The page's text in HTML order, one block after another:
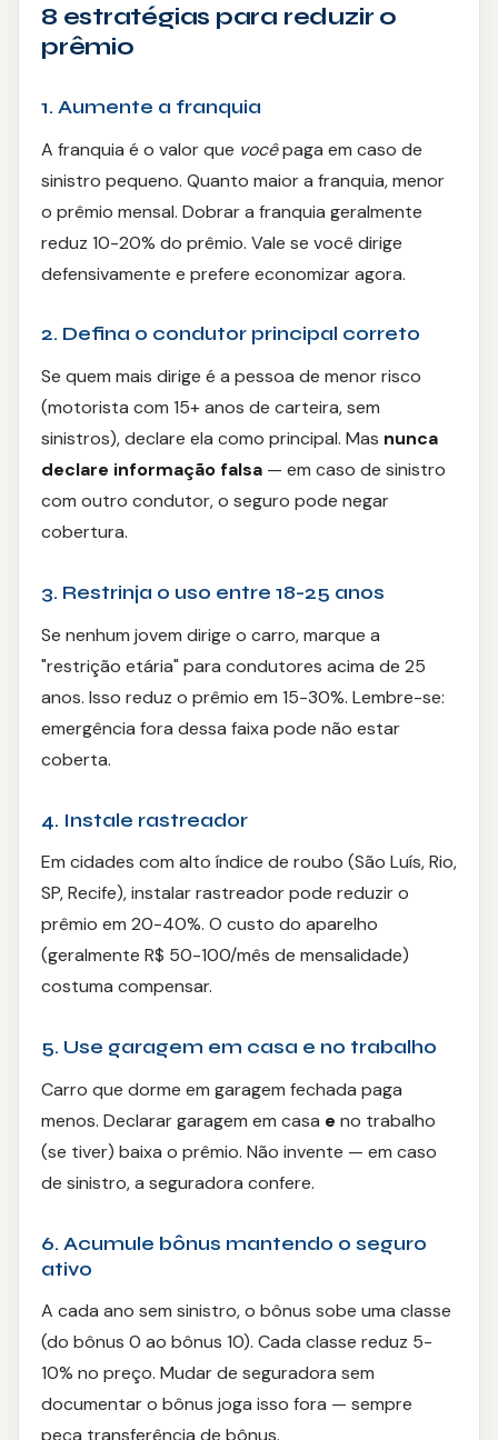
Painel Solar
8 estratégias para reduzir o
prêmio
1. Aumente a franquia
A franquia é o valor que vocêpaga em caso de
sinistro pequeno. Quanto maior a franquia, menor
o prêmio mensal. Dobrar a franquia geralmente
reduz 10-20% do prêmio. Vale se você dirige
defensivamente e prefere economizar agora.
2. Defina o condutor principal correto
Se quem mais dirige é a pessoa de menor risco
(motorista com 15+ anos de carteira, sem
sinistros), declare ela como principal. Mas nunca
declare informação falsa — em caso de sinistro
com outro condutor, o seguro pode negar
cobertura.
3. Restrinja o uso entre 18-25 anos
Se nenhum jovem dirige o carro, marque a
"restrição etária" para condutores acima de 25
anos. Isso reduz o prêmio em 15-30%. Lembre-se:
emergência fora dessa faixa pode não estar
coberta.
4. Instale rastreador
Em cidades com alto índice de roubo (São Luís, Rio,
SP, Recife), instalar rastreador pode reduzir o
prêmio em 20-40%. O custo do aparelho
(geralmente R$ 50-100/mês de mensalidade)
costuma compensar.
5. Use garagem em casa e no trabalho
Carro que dorme em garagem fechada paga
menos. Declarar garagem em casa e no trabalho
(se tiver) baixa o prêmio. Não invente — em caso
de sinistro, a seguradora confere.
6. Acumule bônus mantendo o seguro
ativo
A cada ano sem sinistro, o bônus sobe uma classe
(do bônus 0 ao bônus 10). Cada classe reduz 5-
10% no preço. Mudar de seguradora sem
documentar o bônus joga isso fora — sempre